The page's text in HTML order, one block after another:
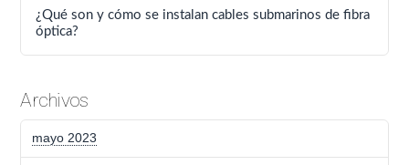
¿Qué son y cómo se instalan cables submarinos de fibra
óptica?
Archivos
mayo 2023